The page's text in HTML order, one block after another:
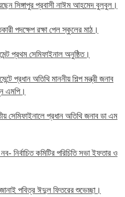
সিঙ্গাপুর প্রবাসী নাঈম আহমেদ বুলবুল।
পদক্ষেপ রক্ষা পেল স্কুলের মাঠ।
প্রথম সেমিফাইনাল অনুষ্ঠিত।
প্রধান অতিথি মাননীয় শিল্প মন্ত্রী জনাব
এমপি।
সেমিফাইনালে প্রধান অতিথি জনাব ডা এম
নির্বাচিত কমিটির পরিচিতি সভা ইফতার ও
পবিত্র ঈদুল ফিতরের শুভেচ্ছা।